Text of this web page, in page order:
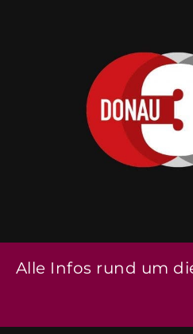
Alle Infos rund um